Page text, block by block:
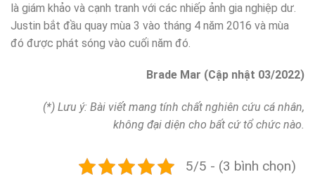
là giám khảo và cạnh tranh với các nhiếp ảnh gia nghiệp dư.
Justin bắt đầu quay mùa 3 vào tháng 4 năm 2016 và mùa
đó được phát sóng vào cuối năm đó.
Brade Mar (Cập nhật 03/2022)
(*) Lưu ý: Bài viết mang tính chất nghiên cứu cá nhân,
không đại diện cho bất cứ tổ chức nào.
5/5 - (3 bình chọn)